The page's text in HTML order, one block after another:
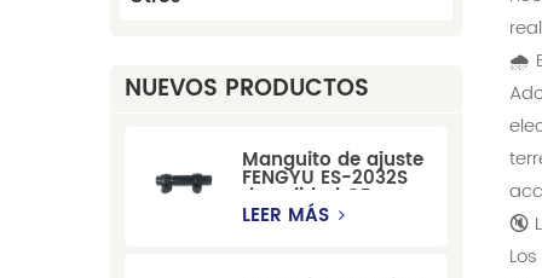
NUEVOS PRODUCTOS
Manguito de ajuste
FENGYU ES-2032S
de calidad OE para
Mercury, Pontiac,
LEER MÁS
🌧
🔇